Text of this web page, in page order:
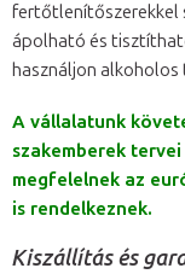
fertőtlenítőszerekkel
ápolható és
használjon
A vállalatunk
szakemberek
megfelelnek az
is rendelkeznek.
Kiszállítás és